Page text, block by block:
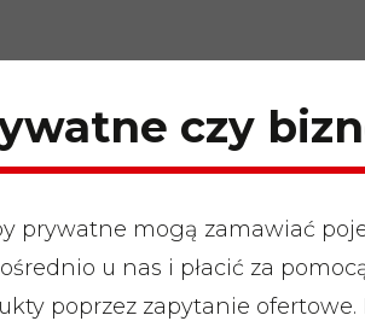
drzewne Kontener na odpady
czy
prywatne mogą zamawiać
u nas i płacić za
poprzez zapytanie